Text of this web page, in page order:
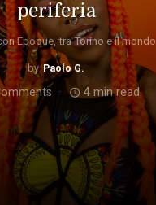
periferia
Epoque, tra Torino e il mondo.
Paolo G.
access_time 4 min read